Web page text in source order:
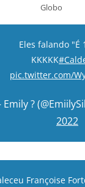
Globo
Eles falando "É
KKKKK
pic.twitter.com/
?
2022
Françoise